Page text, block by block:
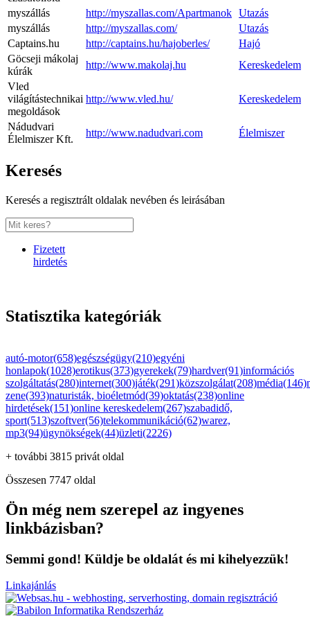
myszállás
http://myszallas.com/Apartmanok Utazás
myszállás
http://myszallas.com/
Utazás
Captains.hu
http://captains.hu/hajoberles/
Hajó
Göcseji mákolaj
kúrák
http://www.makolaj.hu
Kereskedelem
Vled
világítástechnikai
megoldások
http://www.vled.hu/ Kereskedelem
Nádudvari
Élelmiszer Kft.
http://www.nadudvari.com Élelmiszer
Keresés
Keresés a regisztrált oldalak nevében és leirásában
Fizetett
hirdetés
Statisztika kategóriák
autó-motor(658)egészségügy(210)egyéni
honlapok(1028)erotikus(373)gyerekek(79)hardver(91)információs
szolgáltatás(280)internet(300)játék(291)közszolgálat(208)média(146)
zene(393)naturisták, bioéletmód(39)oktatás(238)online
hirdetések(151)online kereskedelem(267)szabadidő,
sport(513)szoftver(56)telekommunikáció(62)warez,
mp3(94)ügynökségek(44)üzleti(2226)
+ további 3815 privát oldal
Összesen 7747 oldal
Ön még nem szerepel az ingyenes
linkbázisban?
Semmi gond! Küldje be oldalát és mi kihelyezzük!
Linkajánlás